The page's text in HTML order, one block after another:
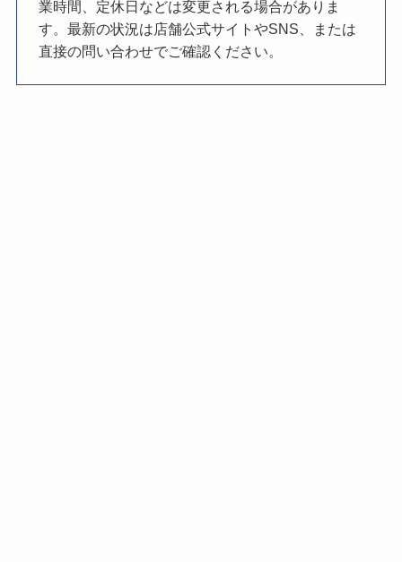
業時間、定休日などは変更される場合がありま
す。最新の状況は店舗公式サイトやSNS、または
直接の問い合わせでご確認ください。